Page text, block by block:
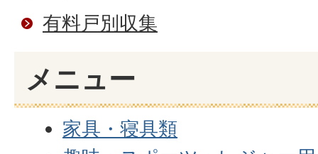
有料戸別収集
メニュー
家具・寝具類